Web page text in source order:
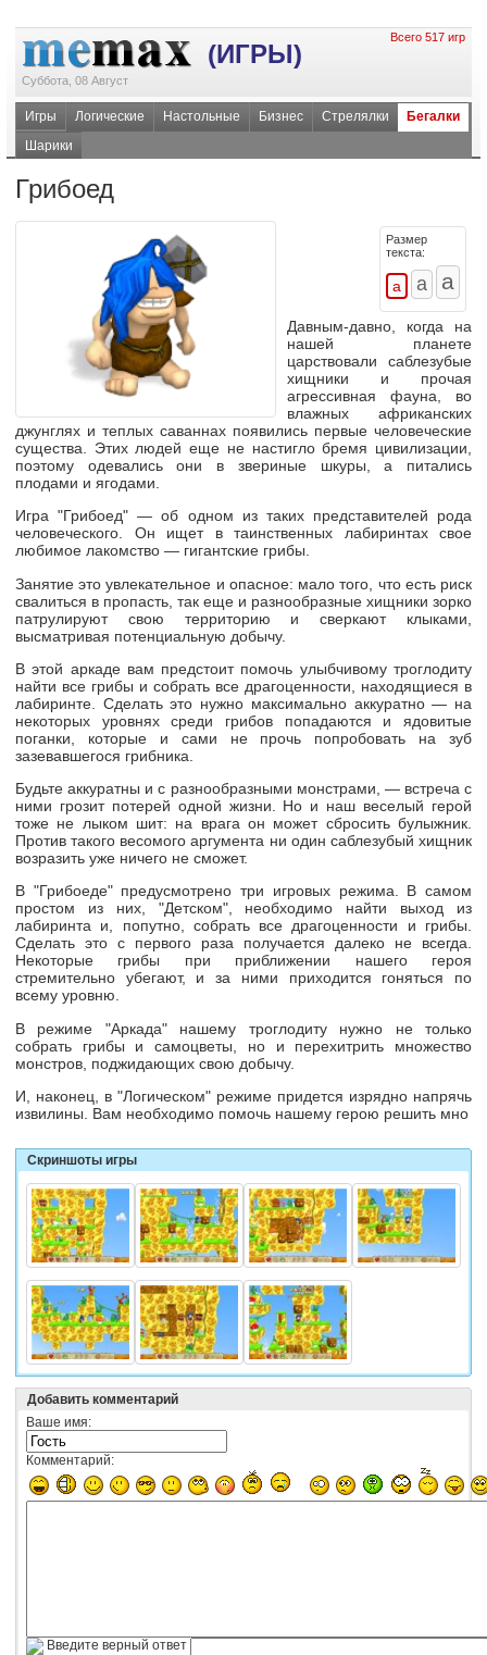
(ИГРЫ)
Суббота, 08 Август
Всего 517 игр
Игры Логические Настольные Бизнес Стрелялки
Бегалки
Шарики
Грибоед
Размер
текста:
Давным-давно , когда на
нашей планете
царствовали саблезубые
хищники и прочая
агрессивная фауна, во
влажных африканских
джунглях и теплых саваннах появились первые человеческие
существа. Этих людей еще не настигло бремя цивилизации,
поэтому одевались они в звериные шкуры, а питались
плодами и ягодами.
Игра "Грибоед" — об одном из таких представителей рода
человеческого. Он ищет в таинственных лабиринтах свое
любимое лакомство — гигантские грибы.
Занятие это увлекательное и опасное: мало того, что есть риск
свалиться в пропасть, так еще и разнообразные хищники зорко
патрулируют свою территорию и сверкают клыками,
высматривая потенциальную добычу.
В этой аркаде вам предстоит помочь улыбчивому троглодиту
найти все грибы и собрать все драгоценности, находящиеся в
лабиринте. Сделать это нужно максимально аккуратно — на
некоторых уровнях среди грибов попадаются и ядовитые
поганки, которые и сами не прочь попробовать на зуб
зазевавшегося грибника.
Будьте аккуратны и с разнообразными монстрами, — встреча с
ними грозит потерей одной жизни. Но и наш веселый герой
тоже не лыком шит: на врага он может сбросить булыжник.
Против такого весомого аргумента ни один саблезубый хищник
возразить уже ничего не сможет.
В "Грибоеде" предусмотрено три игровых режима. В самом
простом из них, "Детском", необходимо найти выход из
лабиринта и, попутно, собрать все драгоценности и грибы.
Сделать это с первого раза получается далеко не всегда.
Некоторые грибы при приближении нашего героя
стремительно убегают, и за ними приходится гоняться по
всему уровню.
В режиме "Аркада" нашему троглодиту нужно не только
собрать грибы и самоцветы, но и перехитрить множество
монстров, поджидающих свою добычу.
И, наконец, в "Логическом" режиме придется изрядно напрячь
извилины. Вам необходимо помочь нашему герою решить мно
Скриншоты игры
Добавить комментарий
Ваше имя:
Комментарий:
Введите верный ответ